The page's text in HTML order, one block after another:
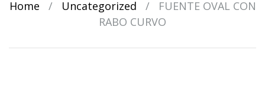
Home / Uncategorized /
FUENTE OVAL CON
RABO CURVO